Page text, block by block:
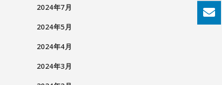
2024年7月
2024年5月
2024年4月
2024年3月